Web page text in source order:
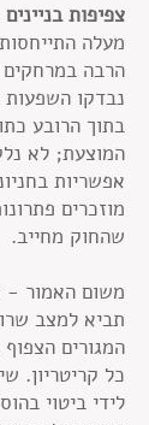
צפיפות בניינים
מעלה
הרבה
נבדקו השפעות
בתוך הרובע
המוצעת; לא
אפשריות
מוזכרים
שהחוק מחייב.
משום האמור -
תביא למצב
המגורים
כל קריטריון.
לידי ביטוי